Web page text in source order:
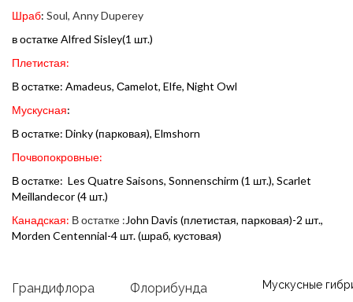
Шраб: Soul, Anny Duperey
в остатке Alfred Sisley(1 шт.)
Плетистая:
В остатке: Amadeus, Сamelot, Elfe, Night Owl
Мускусная:
В остатке: Dinky (парковая), Elmshorn
Почвопокровные:
В остатке: Les Quatre Saisons, Sonnensсhirm (1 шт.), Scarlet
Meillandecor (4 шт.)
Канадская: В остатке :John Davis (плетистая, парковая)-2 шт.,
Morden Centennial-4 шт. (шраб, кустовая)
Грандифлора Флорибунда Мускусные